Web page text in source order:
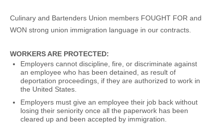
Culinary and Bartenders Union members FOUGHT FOR and
WON strong union immigration language in our contracts.
WORKERS ARE PROTECTED:
Employers cannot discipline, fire, or discriminate against
an employee who has been detained, as result of
deportation proceedings, if they are authorized to work in
the United States.
Employers must give an employee their job back without
losing their seniority once all the paperwork has been
cleared up and been accepted by immigration.